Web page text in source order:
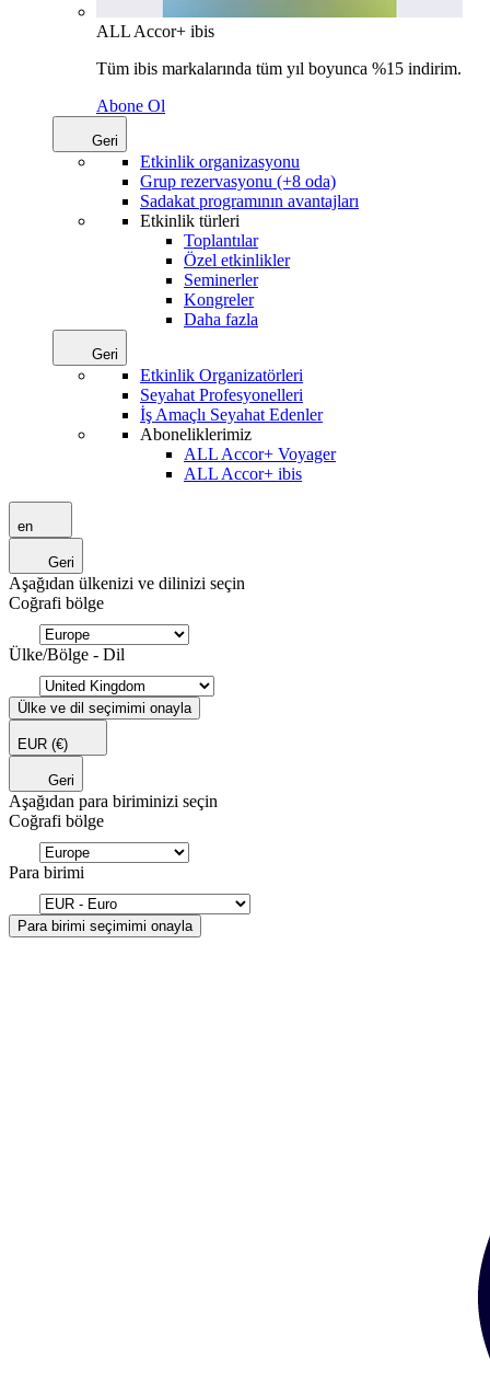
ALL Accor+ ibis
Tüm ibis markalarında tüm yıl boyunca %15 indirim.
Abone Ol
Geri
Etkinlik organizasyonu
Grup rezervasyonu (+8 oda)
Sadakat programının avantajları
Etkinlik türleri
Toplantılar
Özel etkinlikler
Seminerler
Kongreler
Daha fazla
Geri
Etkinlik Organizatörleri
Seyahat Profesyonelleri
İş Amaçlı Seyahat Edenler
Aboneliklerimiz
ALL Accor+ Voyager
ALL Accor+ ibis
en
Geri
Aşağıdan ülkenizi ve dilinizi seçin
Coğrafi bölge
Ülke/Bölge - Dil
Ülke ve dil seçimimi onayla
EUR (€)
Geri
Aşağıdan para biriminizi seçin
Coğrafi bölge
Para birimi
Para birimi seçimimi onayla